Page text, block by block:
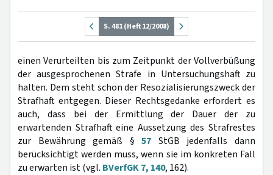
S. 481 (Heft 12/2008)
einen Verurteilten bis zum Zeitpunkt der Vollverbüßung
der ausgesprochenen Strafe in Untersuchungshaft zu
halten. Dem steht schon der Resozialisierungszweck der
Strafhaft entgegen. Dieser Rechtsgedanke erfordert es
auch, dass bei der Ermittlung der Dauer der zu
erwartenden Strafhaft eine Aussetzung des Strafrestes
zur Bewährung gemäß §57 StGB jedenfalls dann
berücksichtigt werden muss, wenn sie im konkreten Fall
zu erwarten ist (vgl. BVerfGK 7, 140, 162).